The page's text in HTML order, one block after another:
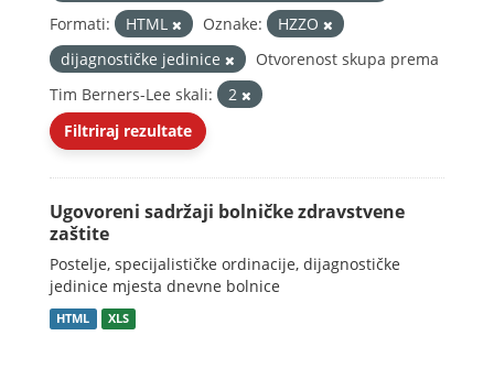
Formati:
HTML Oznake:
HZZO
dijagnostičke jedinice
Otvorenost skupa prema
Tim Berners-Lee skali:
2
Filtriraj rezultate
Ugovoreni sadržaji bolničke zdravstvene
zaštite
Postelje, specijalističke ordinacije, dijagnostičke
jedinice mjesta dnevne bolnice
HTML XLS